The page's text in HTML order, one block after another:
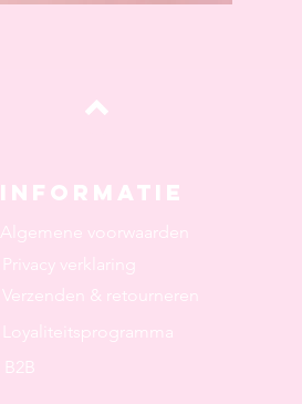
Informatie
Algemene voorwaarden
Privacy verklaring
Verzenden & retourneren
Loyaliteitsprogramma
B2B